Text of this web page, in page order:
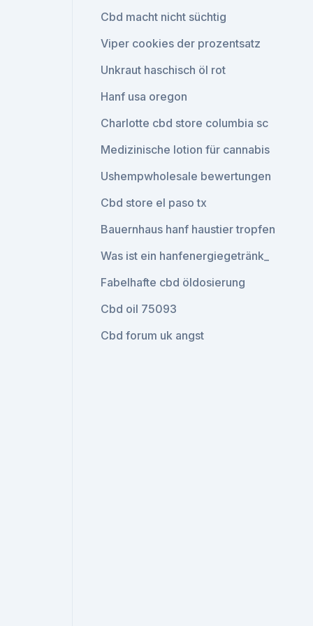
Cbd macht nicht süchtig
Viper cookies der prozentsatz
Unkraut haschisch öl rot
Hanf usa oregon
Charlotte cbd store columbia sc
Medizinische lotion für cannabis
Ushempwholesale bewertungen
Cbd store el paso tx
Bauernhaus hanf haustier tropfen
Was ist ein hanfenergiegetränk_
Fabelhafte cbd öldosierung
Cbd oil 75093
Cbd forum uk angst